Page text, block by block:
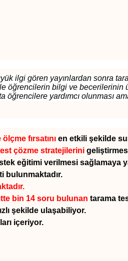
ilgi gören yayınlardan sonra
öğrencilerin bilgi ve becerilerinin
öğrencilere yardımcı olunması
ölçme fırsatını en etkili şekilde
çözme stratejilerini
eğitimi verilmesi sağlamaya
bulunmaktadır.
bin 14 soru bulunan tarama
şekilde ulaşabiliyor.
içeriyor.